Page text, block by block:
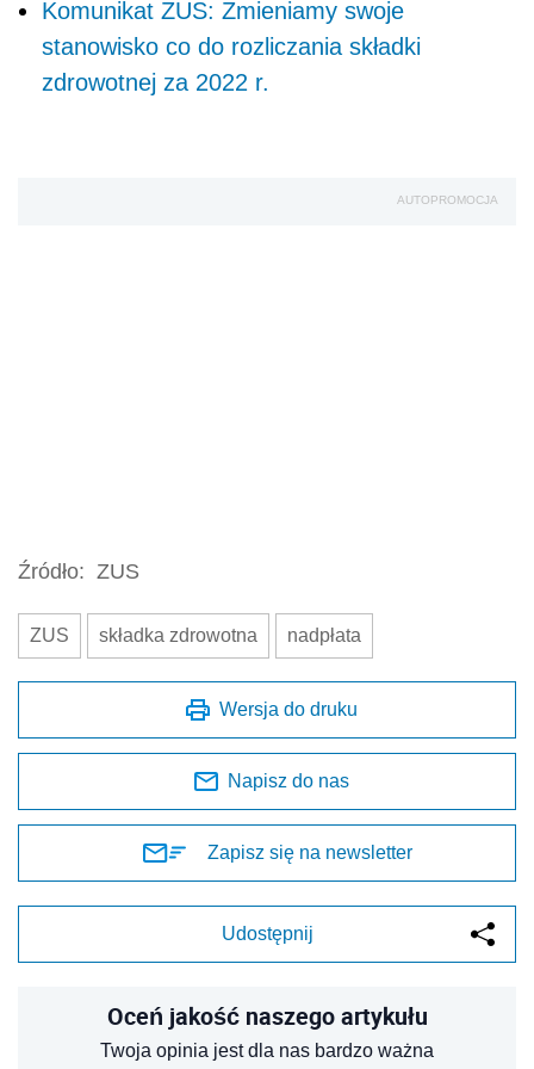
Komunikat ZUS: Zmieniamy swoje
stanowisko co do rozliczania składki
zdrowotnej za 2022 r.
AUTOPROMOCJA
Źródło: ZUS
ZUS składka zdrowotna nadpłata
Wersja do druku
Napisz do nas
Zapisz się na newsletter
Udostępnij
Oceń jakość naszego artykułu
Twoja opinia jest dla nas bardzo ważna